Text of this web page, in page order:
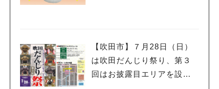
【吹田市】７月28日（日）
は吹田だんじり祭り、第３
回はお披露目エリアを設け